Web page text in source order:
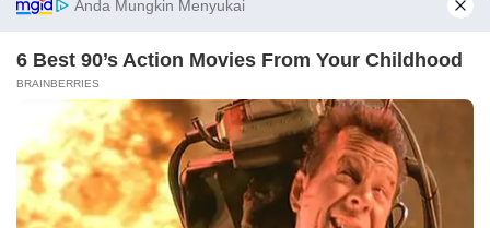
SITANGGANG.net, smart media
Copyright ©SITANGGANG.net
All Right Reserved
Designed byFetney